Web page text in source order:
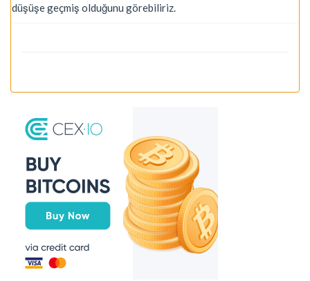
düşüşe geçmiş olduğunu görebiliriz.